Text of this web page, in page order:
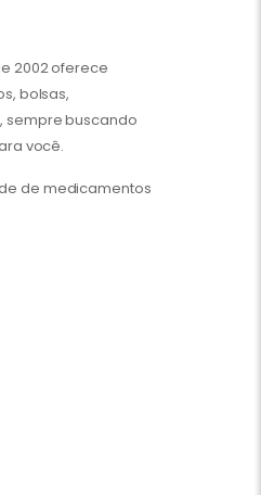
2002 oferece
bolsas,
sempre buscando
você.
de medicamentos